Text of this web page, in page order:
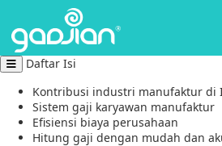
Daftar Isi
Kontribusi industri manufaktur di
Sistem gaji karyawan manufaktur
Efisiensi biaya perusahaan
Hitung gaji dengan mudah dan